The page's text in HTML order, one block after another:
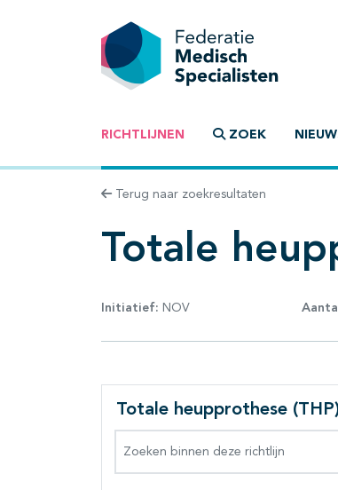
RICHTLIJNEN ZOEK
Terug naar zoekresultaten
Totale
Initiatief: NOV
Totale heupprothese